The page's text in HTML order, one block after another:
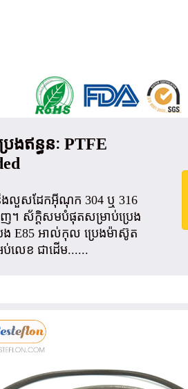
េងឥន្ធនៈ PTFE
លួសដែកអ៊ីណុក 304 ឬ 316
ញ។ ស័ក្តិសមបំផុតសម្រាប់ប្រេង
ង E85 អាល់កុល ប្រេងម៉ាស៊ូត
ប់លេខ ជាដើម......